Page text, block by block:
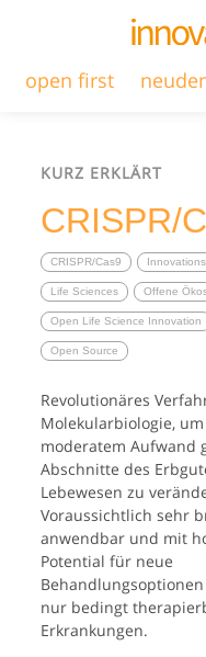
open first
KURZ ERKLÄRT
CRISPR/
CRISPR/Cas9
Life Sciences Offene
Open Life Science Innovation
Open Source
Revolutionäres
Molekularbiologie,
moderatem Aufwand
Abschnitte des
Lebewesen zu
Voraussichtlich sehr
anwendbar und mit
Potential für neue
nur bedingt
Erkrankungen.